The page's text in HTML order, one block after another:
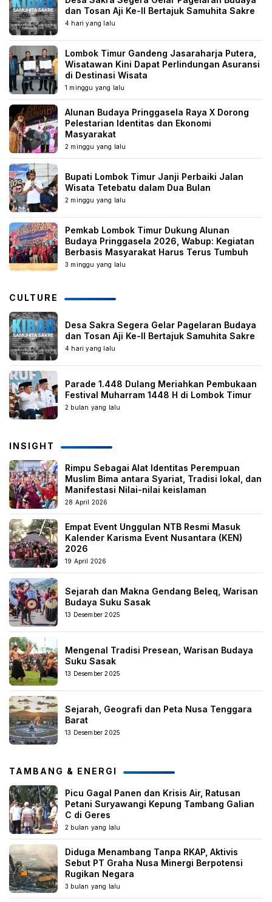
dan Tosan Aji Ke-II Bertajuk Samuhita Sakre
4 hari yang lalu
Lombok Timur Gandeng Jasaraharja Putera,
Wisatawan Kini Dapat Perlindungan Asuransi
di Destinasi Wisata
1 minggu yang lalu
Alunan Budaya Pringgasela Raya X Dorong
Pelestarian Identitas dan Ekonomi
Masyarakat
2 minggu yang lalu
Bupati Lombok Timur Janji Perbaiki Jalan
Wisata Tetebatu dalam Dua Bulan
2 minggu yang lalu
Pemkab Lombok Timur Dukung Alunan
Budaya Pringgasela 2026, Wabup: Kegiatan
Berbasis Masyarakat Harus Terus Tumbuh
3 minggu yang lalu
CULTURE
Desa Sakra Segera Gelar Pagelaran Budaya
dan Tosan Aji Ke-II Bertajuk Samuhita Sakre
4 hari yang lalu
Parade 1.448 Dulang Meriahkan Pembukaan
Festival Muharram 1448 H di Lombok Timur
2 bulan yang lalu
INSIGHT
Rimpu Sebagai Alat Identitas Perempuan
Muslim Bima antara Syariat, Tradisi lokal, dan
Manifestasi Nilai-nilai keislaman
28 April 2026
Empat Event Unggulan NTB Resmi Masuk
Kalender Karisma Event Nusantara (KEN)
2026
19 April 2026
Sejarah dan Makna Gendang Beleq, Warisan
Budaya Suku Sasak
13 Desember 2025
Mengenal Tradisi Presean, Warisan Budaya
Suku Sasak
13 Desember 2025
Sejarah, Geografi dan Peta Nusa Tenggara
Barat
13 Desember 2025
TAMBANG & ENERGI
Picu Gagal Panen dan Krisis Air, Ratusan
Petani Suryawangi Kepung Tambang Galian
C di Geres
2 bulan yang lalu
Diduga Menambang Tanpa RKAP, Aktivis
Sebut PT Graha Nusa Minergi Berpotensi
Rugikan Negara
3 bulan yang lalu